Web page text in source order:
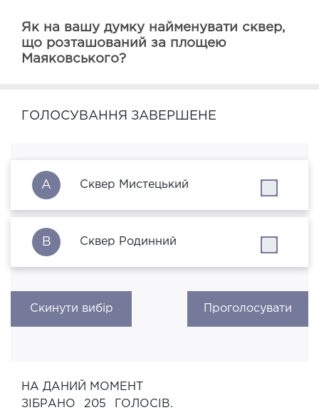
Як на вашу думку найменувати сквер,
що розташований за площею
Маяковського?
ГОЛОСУВАННЯ ЗАВЕРШЕНЕ
A Сквер Мистецький
B Сквер Родинний
Скинути вибір Проголосувати
НА ДАНИЙ МОМЕНТ
ЗІБРАНО
205
ГОЛОСІВ.